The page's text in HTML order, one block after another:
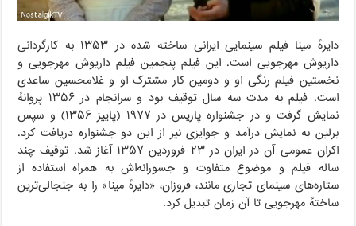
دایرهٔ مینا فیلم سینمایی ایرانی ساخته شده در ۱۳۵۳ به کارگردانی
داریوش مهرجویی است. این فیلم پنجمین فیلم داریوش مهرجویی و
نخستین فیلم رنگی او و دومین کار مشترک او و غلامحسین ساعدی
است. فیلم به مدت سه سال توقیف بود و سرانجام در ۱۳۵۶ پروانهٔ
نمایش گرفت و در جشنواره پاریس در ۱۹۷۷ (پاییز ۱۳۵۶) و سپس
برلین به نمایش درآمد و جوایزی نیز از این دو جشنواره دریافت کرد.
اکران عمومی آن در ایران در ۲۳ فروردین ۱۳۵۷ آغاز شد. توقیف چند
ساله فیلم و موضوع متفاوت و جسورانه‌اش به همراه استفاده از
ستاره‌های سینمای تجاری مانند، فروزان، «دایرهٔ مینا» را به جنجالی‌ترین
ساختهٔ مهرجویی تا آن زمان تبدیل کرد.